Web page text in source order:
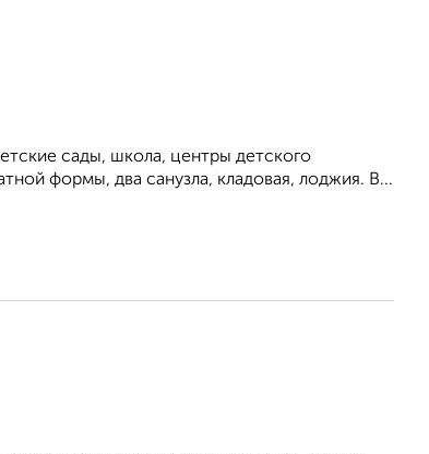
сады, школа, центры детского
формы, два санузла, кладовая, лоджия. В...